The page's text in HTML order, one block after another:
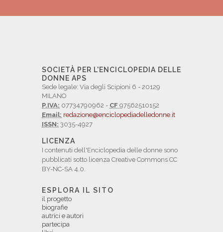
SOCIETÀ PER L'ENCICLOPEDIA DELLE
DONNE APS
Sede legale: Via degli Scipioni 6 - 20129
MILANO
P.IVA: 07734790962 - CF 97562510152
Email: redazione@enciclopediadelledonne.it
ISSN: 3035-4927
LICENZA
I contenuti dell'Enciclopedia delle donne sono
pubblicati sotto licenza Creative Commons CC
BY-NC-SA 4.0.
ESPLORA IL SITO
il progetto
biografie
autrici e autori
partecipa